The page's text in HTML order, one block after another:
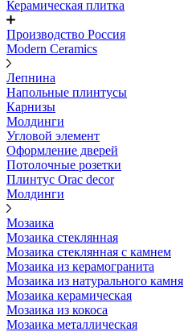
Керамическая плитка
Производство Россия
Modern Ceramics
Лепнина
Напольные плинтусы
Карнизы
Молдинги
Угловой элемент
Оформление дверей
Потолочные розетки
Плинтус Orac decor
Молдинги
Мозаика
Мозаика стеклянная
Мозаика стеклянная с камнем
Мозаика из керамогранита
Мозаика из натурального камня
Мозаика керамическая
Мозаика из кокоса
Мозаика металлическая